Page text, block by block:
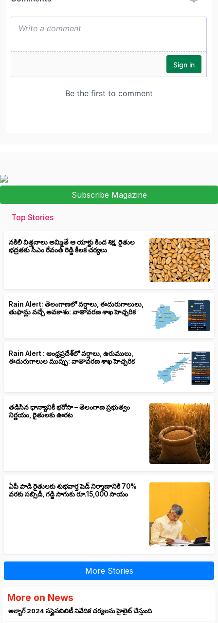
Subscribe Magazine
Top Stories
నకిలీ విత్తనాలు అమ్మితే ఆ యాక్టు కింద శిక్ష, రైతుల
భద్రతకు సీఎం రేవంత్ రెడ్డి కీలక చర్యలు
Rain Alert: తెలంగాణలో వర్షాలు, ఈదురుగాలులు,
తుఫాన్లు వచ్చే అవకాశం: వాతావరణ శాఖ హెచ్చరిక
Rain Alert : ఆంధ్రప్రదేశ్‌లో వర్షాలు, ఉరుములు,
ఈదురుగాలుల ముప్పు: వాతావరణ శాఖ హెచ్చరిక
తడిసిన ధాన్యానికీ భరోసా – తెలంగాణ ప్రభుత్వం
నిర్ణయం, రైతులకు ఊరట
ఏపీ పాడి రైతులకు శుభవార్త షెడ్ నిర్మాణానికి 70%
వరకు సబ్సిడీ, గడ్డి సాగుకు రూ.15,000 సాయం
More Stories
More on News
అల్బాగ్ 2024 సస్టైనబిలిటీ నివేదిక చర్యలను హైలైట్ చేస్తుంది